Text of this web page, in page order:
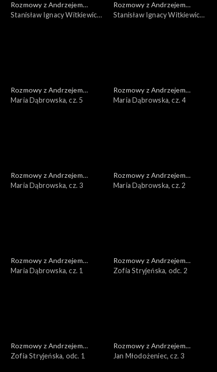
Rozmowy z Andrzejem
Doboszem
Stanisław Ignacy Witkiewicz,
Rozmowy z Andrzejem
Doboszem
Stanisław Ignacy Witkiewicz,
Rozmowy z Andrzejem
Doboszem
Maria Dąbrowska, cz. 5
Rozmowy z Andrzejem
Doboszem
Maria Dąbrowska, cz. 4
Rozmowy z Andrzejem
Doboszem
Maria Dąbrowska, cz. 3
Rozmowy z Andrzejem
Doboszem
Maria Dąbrowska, cz. 2
Rozmowy z Andrzejem
Doboszem
Maria Dąbrowska, cz. 1
Rozmowy z Andrzejem
Doboszem
Zofia Stryjeńska, odc. 2
Rozmowy z Andrzejem
Doboszem
Zofia Stryjeńska, odc. 1
Rozmowy z Andrzejem
Doboszem
Jan Młodożeniec, cz. 3